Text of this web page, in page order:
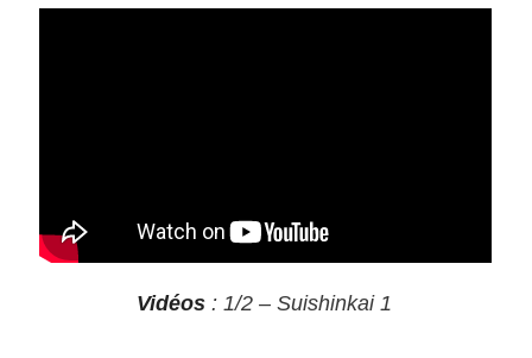
Vidéos : 1/2 – Suishinkai 1